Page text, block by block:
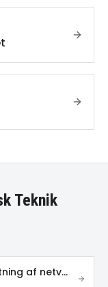
Teknik
Opsætning af netværk